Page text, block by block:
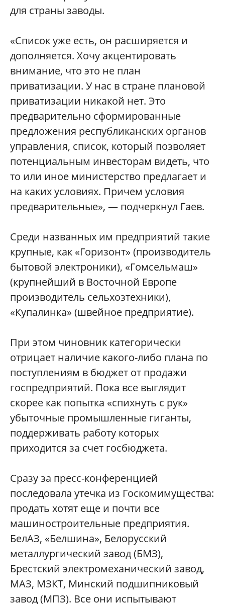
для страны заводы.
«Список уже есть, он расширяется и
дополняется. Хочу акцентировать
внимание, что это не план
приватизации. У нас в стране плановой
приватизации никакой нет. Это
предварительно сформированные
предложения республиканских органов
управления, список, который позволяет
потенциальным инвесторам видеть, что
то или иное министерство предлагает и
на каких условиях. Причем условия
предварительные», — подчеркнул Гаев.
Среди названных им предприятий такие
крупные, как «Горизонт» (производитель
бытовой электроники), «Гомсельмаш»
(крупнейший в Восточной Европе
производитель сельхозтехники),
«Купалинка» (швейное предприятие).
При этом чиновник категорически
отрицает наличие какого-либо плана по
поступлениям в бюджет от продажи
госпредприятий. Пока все выглядит
скорее как попытка «спихнуть с рук»
убыточные промышленные гиганты,
поддерживать работу которых
приходится за счет госбюджета.
Сразу за пресс-конференцией
последовала утечка из Госкомимущества:
продать хотят еще и почти все
машиностроительные предприятия.
БелАЗ, «Белшина», Белорусский
металлургический завод (БМЗ),
Брестский электромеханический завод,
МАЗ, МЗКТ, Минский подшипниковый
завод (МПЗ). Все они испытывают